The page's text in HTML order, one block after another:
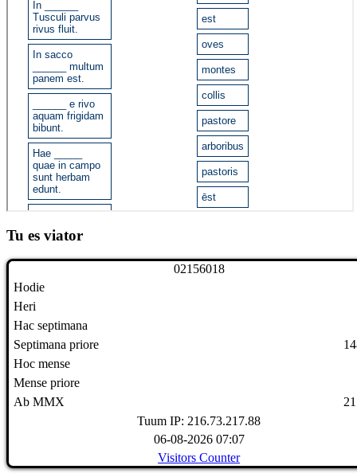
Tu es viator
02156018
Hodie
Heri
Hac septimana
Septimana priore
Hoc mense
Mense priore
Ab MMX
Tuum IP: 216.73.217.88
06-08-2026 07:07
Visitors Counter